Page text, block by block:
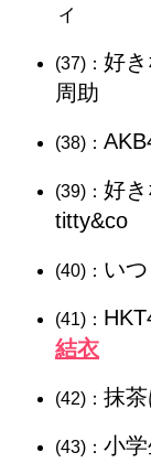
ィ
(37)： 好
周助
(38)：
(39)： 好き
titty&co
(40)： い
(41)：
結衣
(42)： 抹
(43)： 小